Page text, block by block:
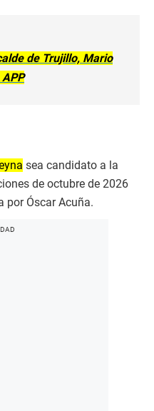
de Trujillo, Mario
sea candidato a la
de octubre de 2026
por Óscar Acuña.